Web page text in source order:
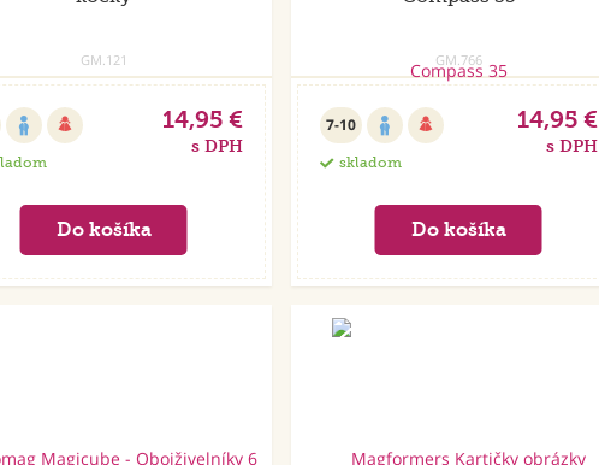
GM.121
14,95 €
s DPH
GM.766
7-10
skladom
14,95 €
s DPH